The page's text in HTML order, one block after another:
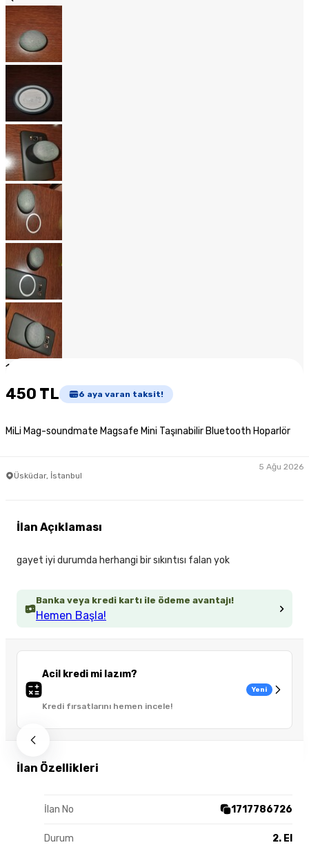
1
450 TL 6 aya varan taksit!
MiLi Mag-soundmate Magsafe Mini Taşınabilir Bluetooth Hoparlör
Üsküdar, İstanbul
5 Ağu 2026
Banka veya kredi kartı ile ödeme avantajı!
Hemen Başla!
Acil kredi mi lazım?
Kredi fırsatlarını hemen incele!
Yeni
İlan Özellikleri
İlan No 1717786726
Durum 2. El
İlan Açıklaması
gayet iyi durumda herhangi bir sıkıntısı falan yok